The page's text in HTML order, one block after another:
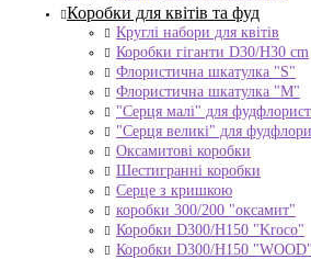
Коробки для квітів та фуд
Круглі набори для квітів
Коробки гіганти D30/H30 cm
Флористична шкатулка "S"
Флористична шкатулка "М"
"Серця малі" для
"Серця великі" для
Оксамитові коробки
Шестигранні коробки
Серце з кришкою
коробки 300/200 "оксамит"
Коробки D300/H150 "Kroco"
Коробки D300/H150 "WOOD"